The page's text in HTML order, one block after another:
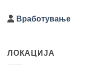
Вработување
ЛОКАЦИЈА